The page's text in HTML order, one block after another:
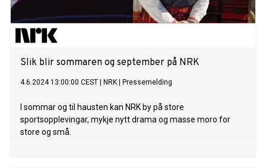
Slik blir sommaren og september på NRK
4.6.2024 13:00:00 CEST NRK Pressemelding
I sommar og til hausten kan NRK by på store
sportsopplevingar, mykje nytt drama og masse moro for
store og små.